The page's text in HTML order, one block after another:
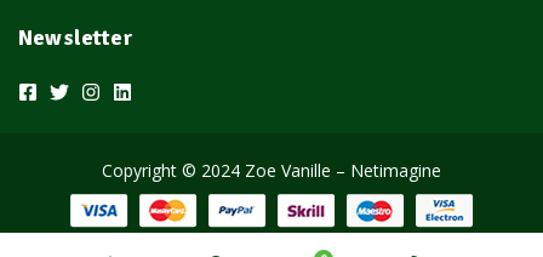
Newsletter
Copyright © 2024 Zoe Vanille – Netimagine